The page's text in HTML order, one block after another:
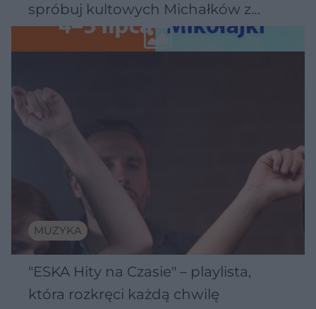
spróbuj kultowych Michałków z
Wawelu
MUZYKA
"ESKA Hity na Czasie" – playlista,
która rozkręci każdą chwilę